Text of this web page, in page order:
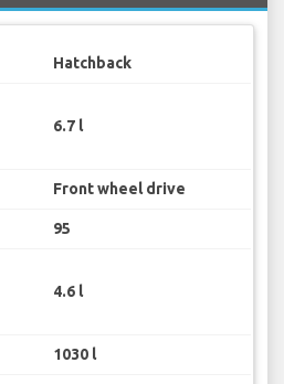
Hatchback
6.7 l
Front wheel drive
95
4.6 l
1030 l